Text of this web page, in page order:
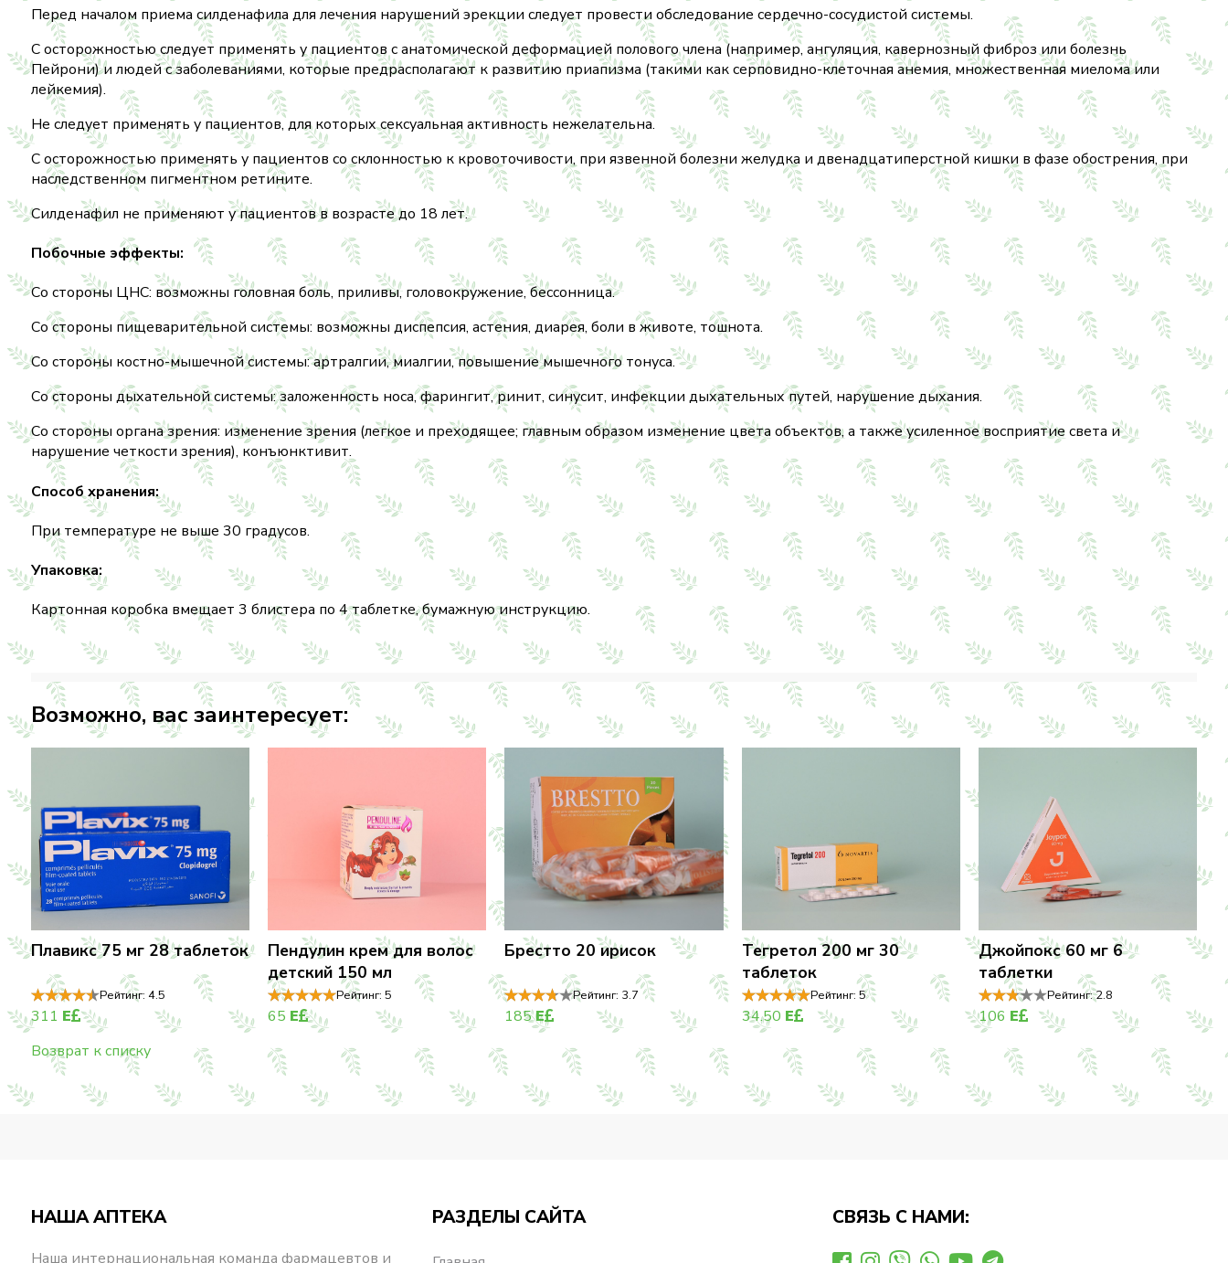
Перед началом приема силденафила для лечения нарушений эрекции следует провести обследование сердечно-сосудистой системы.
С осторожностью следует применять у пациентов с анатомической деформацией полового члена (например, ангуляция, кавернозный фиброз или болезнь
Пейрони) и людей с заболеваниями, которые предрасполагают к развитию приапизма (такими как серповидно-клеточная анемия, множественная миелома или
лейкемия).
Не следует применять у пациентов, для которых сексуальная активность нежелательна.
С осторожностью применять у пациентов со склонностью к кровоточивости, при язвенной болезни желудка и двенадцатиперстной кишки в фазе обострения, при
наследственном пигментном ретините.
Силденафил не применяют у пациентов в возрасте до 18 лет.
Побочные эффекты:
Со стороны ЦНС: возможны головная боль, приливы, головокружение, бессонница.
Со стороны пищеварительной системы: возможны диспепсия, астения, диарея, боли в животе, тошнота.
Со стороны костно-мышечной системы: артралгии, миалгии, повышение мышечного тонуса.
Со стороны дыхательной системы: заложенность носа, фарингит, ринит, синусит, инфекции дыхательных путей, нарушение дыхания.
Со стороны органа зрения: изменение зрения (легкое и преходящее; главным образом изменение цвета объектов, а также усиленное восприятие света и
нарушение четкости зрения), конъюнктивит.
Способ хранения:
При температуре не выше 30 градусов.
Упаковка:
Картонная коробка вмещает 3 блистера по 4 таблетке, бумажную инструкцию.
Возможно, вас заинтересует:
Плавикс 75 мг 28 таблеток
Рейтинг: 4.5
311 E
Пендулин крем для волос
детский 150 мл
Рейтинг: 5
65 E
Брестто 20 ирисок
Рейтинг: 3.7
185E
Тегретол 200 мг 30
таблеток
Рейтинг: 5
34.50 E
Джойпокс 60 мг 6
таблетки
Рейтинг:2.8
106 E
Возврат к списку
НАША АПТЕКА
Наша интернациональная команда фармацевтов и
РАЗДЕЛЫ САЙТА СВЯЗЬ С НАМИ: